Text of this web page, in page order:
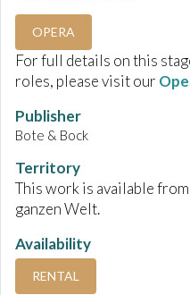
OPERA
For full details on this
roles, please visit our
Publisher
Bote & Bock
Territory
This work is available
ganzen Welt.
Availability
RENTAL